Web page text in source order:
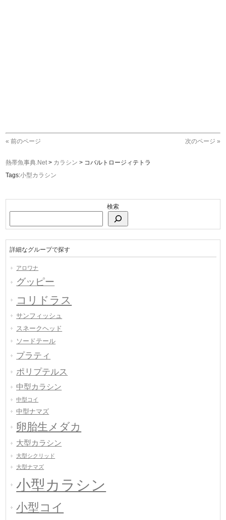
« 前のページ 次のページ »
熱帯魚事典.Net> カラシン > コバルトロージィテトラ
Tags:小型カラシン
検索
詳細なグループで探す
アロワナ
グッピー
コリドラス
サンフィッシュ
スネークヘッド
ソードテール
プラティ
ポリプテルス
中型カラシン
中型コイ
中型ナマズ
卵胎生メダカ
大型カラシン
大型シクリッド
大型ナマズ
小型カラシン
小型コイ